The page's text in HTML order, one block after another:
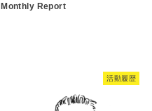
Monthly Report
活動履歴